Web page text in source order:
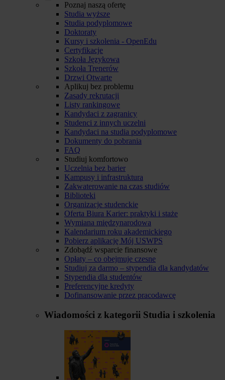
Poznaj naszą ofertę
Studia wyższe
Studia podyplomowe
Doktoraty
Kursy i szkolenia - OpenEdu
Certyfikacje
Szkoła Językowa
Szkoła Trenerów
Drzwi Otwarte
Aplikuj bez problemu
Zasady rekrutacji
Listy rankingowe
Kandydaci z zagranicy
Studenci z innych uczelni
Kandydaci na studia podyplomowe
Dokumenty do pobrania
FAQ
Studiuj komfortowo
Uczelnia bez barier
Kampusy i infrastruktura
Zakwaterowanie na czas studiów
Biblioteki
Organizacje studenckie
Oferta Biura Karier: praktyki i staże
Wymiana międzynarodowa
Kalendarium roku akademickiego
Pobierz aplikację Mój USWPS
Zdobądź wsparcie finansowe
Opłaty – co obejmuje czesne
Studiuj za darmo – stypendia dla kandydatów
Stypendia dla studentów
Preferencyjne kredyty
Dofinansowanie przez pracodawcę
Wiadomości z kategorii Studia i szkolenia